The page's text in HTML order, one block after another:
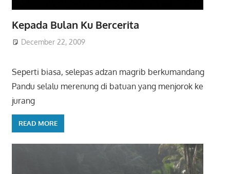
Kepada Bulan Ku Bercerita
December 22, 2009
Seperti biasa, selepas adzan magrib berkumandang
Pandu selalu merenung di batuan yang menjorok ke
jurang
READ MORE